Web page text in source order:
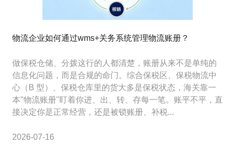
物流企业如何通过wms+关务系统管理物流账册？
做保税仓储、分拨这行的人都清楚，账册从来不是单纯的
信息化问题，而是合规的命门。综合保税区、保税物流中
心（B 型）、保税仓库里的货大多是保税状态，海关靠一
本"物流账册"盯着你进、出、转、存每一笔。账平不平，直
接决定你是正常经营，还是被锁账册、补税...
2026-07-16